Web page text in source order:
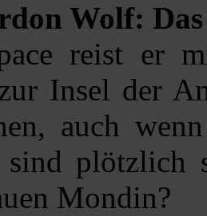
Wolf:
reist er
Insel der
auch
sind plötzlich
Mondin?